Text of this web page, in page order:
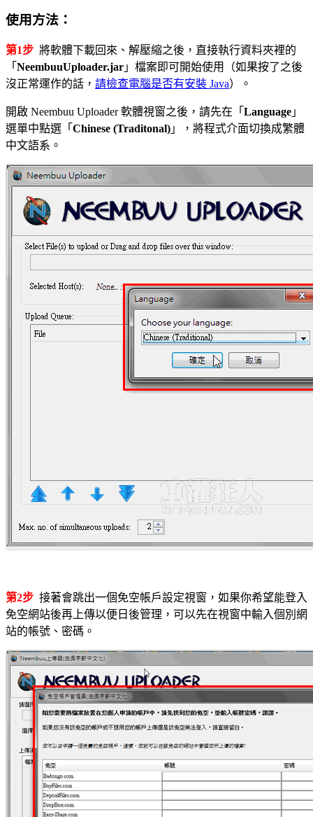
使用方法：
第1步 將軟體下載回來、解壓縮之後，直接執行資料夾裡的
「 NeembuuUploader.jar 」檔案即可開始使用（如果按了之後
沒正常運作的話， 請檢查電腦是否有安裝 Java）。
開啟 Neembuu Uploader 軟體視窗之後，請先在「 Language 」
選單中點選「 Chinese (Traditonal) 」，將程式介面切換成繁體
中文語系。
第2步 接著會跳出一個免空帳戶設定視窗，如果你希望能登入
免空網站後再上傳以便日後管理，可以先在視窗中輸入個別網
站的帳號、密碼。